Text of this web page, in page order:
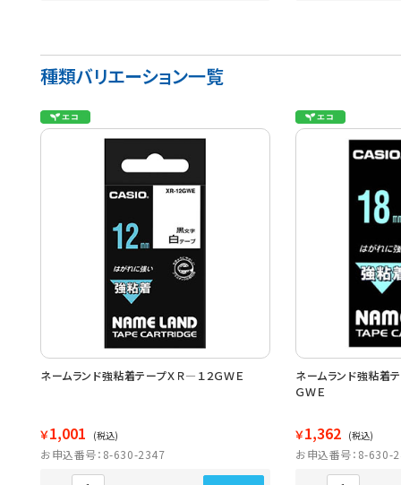
種類バリエーション一覧
ネームランド強粘着テープＸＲ―１２ＧＷＥ
￥1,001 (税込)
お申込番号：8-630-2347
ネームランド強粘着
ＧＷＥ
￥1,362 (税込)
お申込番号：8-630-